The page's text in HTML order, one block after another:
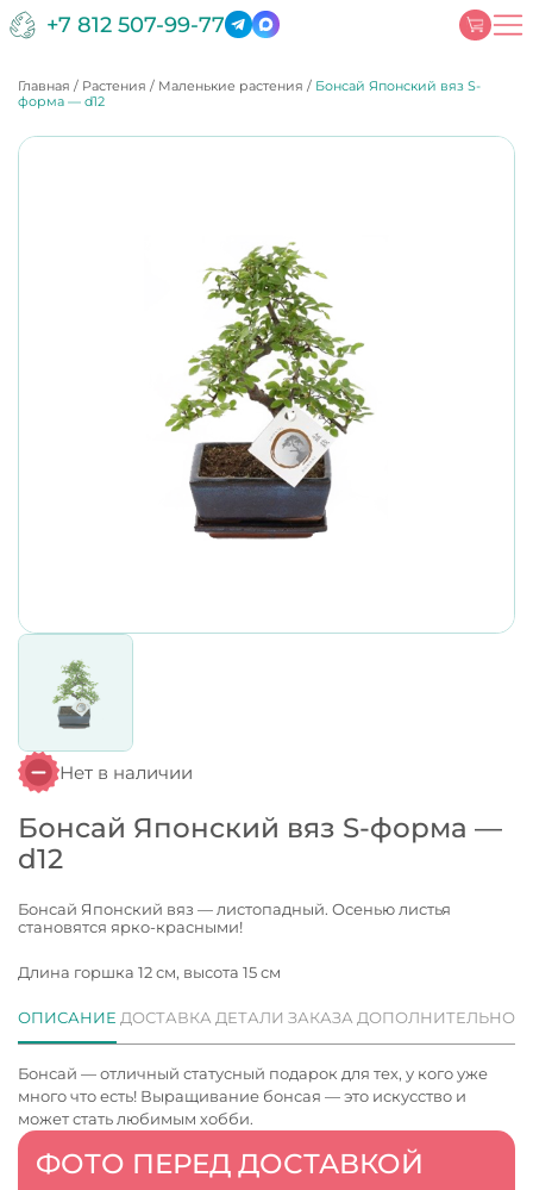
+7 812 507-99-77
Главная / Растения / Маленькие растения / Бонсай Японский вяз S-
форма — d12
Нет в наличии
Бонсай Японский вяз S-форма —
d12
Бонсай Японский вяз — листопадный. Осенью листья
становятся ярко-красными!
Длина горшка 12 см, высота 15 см
ФОТО ПЕРЕД ДОСТАВКОЙ
ОПИСАНИЕ ДОСТАВКА ДЕТАЛИ ЗАКАЗА ДОПОЛНИТЕЛЬНО
Бонсай — отличный статусный подарок для тех, у кого уже
много что есть! Выращивание бонсая — это искусство и
может стать любимым хобби.